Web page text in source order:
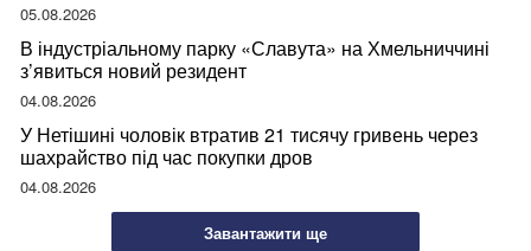
05.08.2026
В індустріальному парку «Славута» на Хмельниччині
з’явиться новий резидент
04.08.2026
У Нетішині чоловік втратив 21 тисячу гривень через
шахрайство під час покупки дров
04.08.2026
Завантажити ще